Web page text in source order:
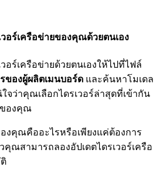
วอร์เครือข่ายของคุณด้วยตนเอง
อร์เครือข่ายด้วยตนเองให้ไปที่ไฟล์
ของผู้ผลิตเมนบอร์ด และค้นหาโมเดล
ว่าคุณเลือกไดรเวอร์ล่าสุดที่เข้ากัน
ของคุณ
คุณคืออะไรหรือเพียงแค่ต้องการ
คุณสามารถลองอัปเดตไดรเวอร์เครือ